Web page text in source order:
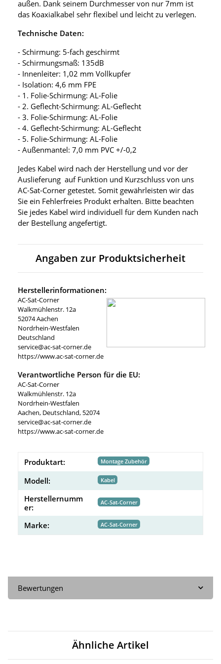
außen. Dank seinem Durchmesser von nur 7mm ist
das Koaxialkabel sehr flexibel und leicht zu verlegen.
Technische Daten:
- Schirmung: 5-fach geschirmt
- Schirmungsmaß: 135dB
- Innenleiter: 1,02 mm Vollkupfer
- Isolation: 4,6 mm FPE
- 1. Folie-Schirmung: AL-Folie
- 2. Geflecht-Schirmung: AL-Geflecht
- 3. Folie-Schirmung: AL-Folie
- 4. Geflecht-Schirmung: AL-Geflecht
- 5. Folie-Schirmung: AL-Folie
- Außenmantel: 7,0 mm PVC +/-0,2
Jedes Kabel wird nach der Herstellung und vor der
Auslieferung auf Funktion und Kurzschluss von uns
AC-Sat-Corner getestet. Somit gewährleisten wir das
Sie ein Fehlerfreies Produkt erhalten. Bitte beachten
Sie jedes Kabel wird individuell für dem Kunden nach
der Bestellung angefertigt.
Angaben zur Produktsicherheit
Herstellerinformationen:
AC-Sat-Corner
Walkmühlenstr. 12a
52074 Aachen
Nordrhein-Westfalen
Deutschland
service@ac-sat-corner.de
https://www.ac-sat-corner.de
Verantwortliche Person für die EU:
AC-Sat-Corner
Walkmühlenstr. 12a
Nordrhein-Westfalen
Aachen, Deutschland, 52074
service@ac-sat-corner.de
https://www.ac-sat-corner.de
Produktart: Montage Zubehör
Modell: Kabel
Herstellernumm
er:
AC-Sat-Corner
Marke: AC-Sat-Corner
Bewertungen
Ähnliche Artikel